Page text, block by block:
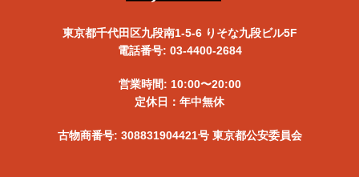
東京都千代田区九段南1-5-6 りそな九段ビル5F
電話番号: 03-4400-2684
営業時間: 10:00〜20:00
定休日：年中無休
古物商番号: 308831904421号 東京都公安委員会